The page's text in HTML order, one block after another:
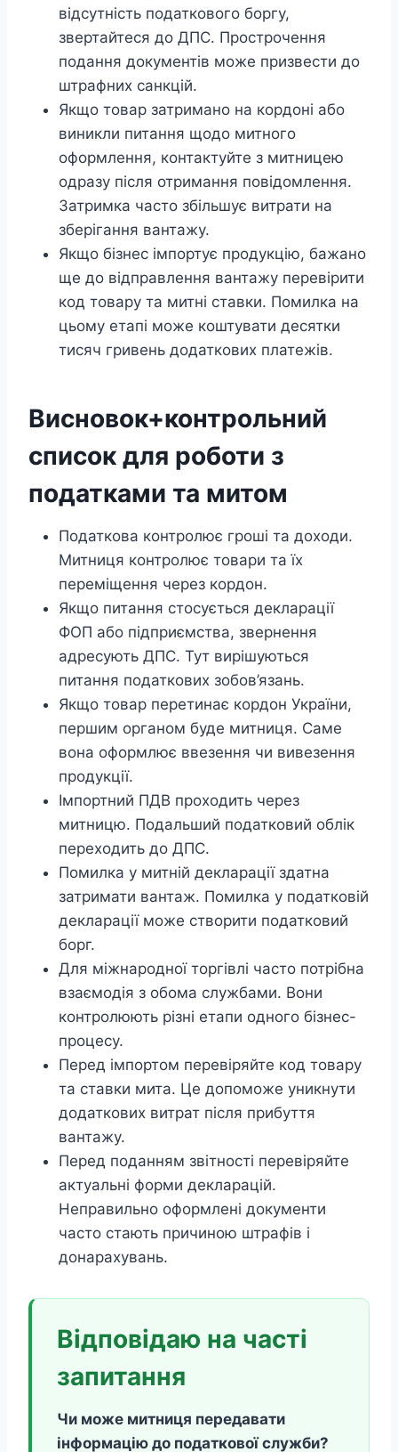
відсутність податкового боргу,
звертайтеся до ДПС. Прострочення
подання документів може призвести до
штрафних санкцій.
Якщо товар затримано на кордоні або
виникли питання щодо митного
оформлення, контактуйте з митницею
одразу після отримання повідомлення.
Затримка часто збільшує витрати на
зберігання вантажу.
Якщо бізнес імпортує продукцію, бажано
ще до відправлення вантажу перевірити
код товару та митні ставки. Помилка на
цьому етапі може коштувати десятки
тисяч гривень додаткових платежів.
Висновок+контрольний
список для роботи з
податками та митом
Податкова контролює гроші та доходи.
Митниця контролює товари та їх
переміщення через кордон.
Якщо питання стосується декларації
ФОП або підприємства, звернення
адресують ДПС. Тут вирішуються
питання податкових зобов’язань.
Якщо товар перетинає кордон України,
першим органом буде митниця. Саме
вона оформлює ввезення чи вивезення
продукції.
Імпортний ПДВ проходить через
митницю. Подальший податковий облік
переходить до ДПС.
Помилка у митній декларації здатна
затримати вантаж. Помилка у податковій
декларації може створити податковий
борг.
Для міжнародної торгівлі часто потрібна
взаємодія з обома службами. Вони
контролюють різні етапи одного бізнес-
процесу.
Перед імпортом перевіряйте код товару
та ставки мита. Це допоможе уникнути
додаткових витрат після прибуття
вантажу.
Перед поданням звітності перевіряйте
актуальні форми декларацій.
Неправильно оформлені документи
часто стають причиною штрафів і
донарахувань.
Відповідаю на часті
запитання
Чи може митниця передавати
інформацію до податкової служби?